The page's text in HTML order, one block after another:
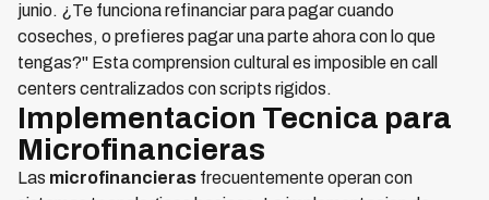
junio. ¿Te funciona refinanciar para pagar cuando
coseches, o prefieres pagar una parte ahora con lo que
tengas?" Esta comprension cultural es imposible en call
centers centralizados con scripts rigidos.
Implementacion Tecnica para
Microfinancieras
Las microfinancieras frecuentemente operan con